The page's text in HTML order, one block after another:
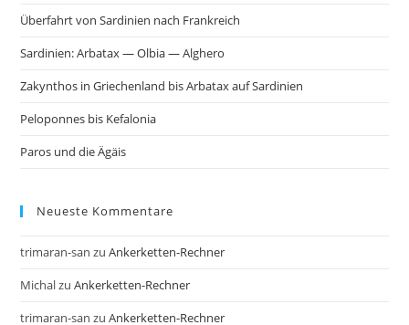
Überfahrt von Sardinien nach Frankreich
Sardinien: Arbatax — Olbia — Alghero
Zakynthos in Griechenland bis Arbatax auf Sardinien
Peloponnes bis Kefalonia
Paros und die Ägäis
Neueste Kommentare
trimaran-san zuAnkerketten-Rechner
MichalzuAnkerketten-Rechner
trimaran-san zuAnkerketten-Rechner